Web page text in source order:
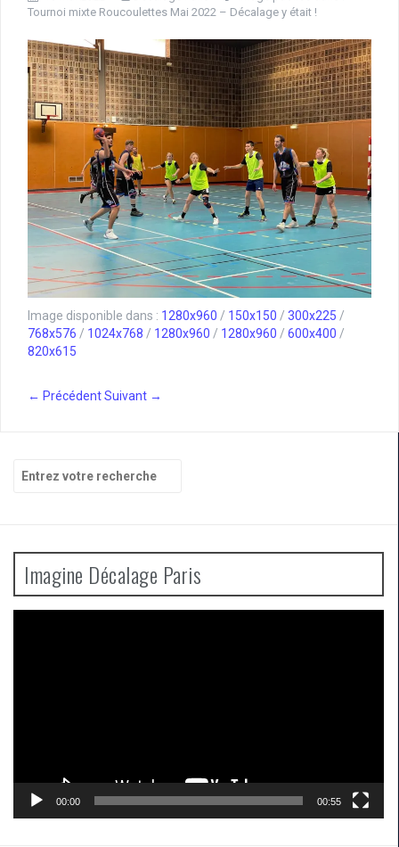
Tournoi mixte Roucoulettes Mai 2022 – Décalage y était !
Image disponible dans : 1280x960 / 150x150 / 300x225 /
768x576 / 1024x768 / 1280x960 / 1280x960 / 600x400 /
820x615
← PrécédentSuivant →
pour
Imagine Décalage Paris
00:00 00:55